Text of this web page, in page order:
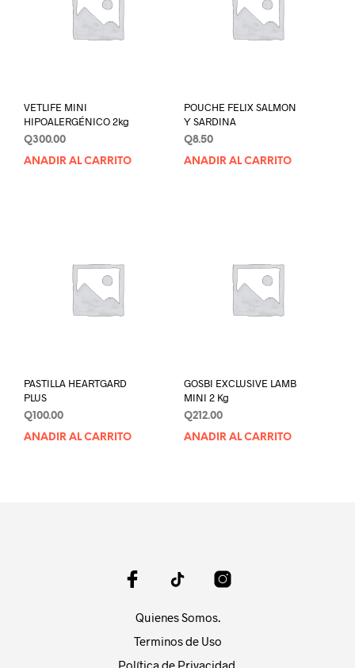
VETLIFE MINI
HIPOALERGÉNICO 2kg
Q300.00
AÑADIR AL CARRITO
POUCHE FELIX SALMON
Y SARDINA
Q8.50
AÑADIR AL CARRITO
PASTILLA HEARTGARD
PLUS
Q100.00
AÑADIR AL CARRITO
GOSBI EXCLUSIVE LAMB
MINI 2 Kg
Q212.00
AÑADIR AL CARRITO
Quienes Somos.
Terminos de Uso
Política de Privacidad.